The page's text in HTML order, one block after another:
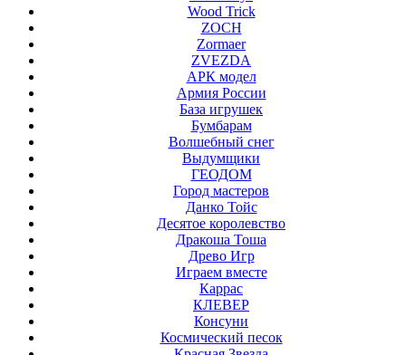
Wood Trick
ZOCH
Zormaer
ZVEZDA
АРК модел
Армия России
База игрушек
Бумбарам
Волшебный снег
Выдумщики
ГЕОДОМ
Город мастеров
Данко Тойс
Десятое королевство
Дракоша Тоша
Древо Игр
Играем вместе
Каррас
КЛЕВЕР
Консуни
Космический песок